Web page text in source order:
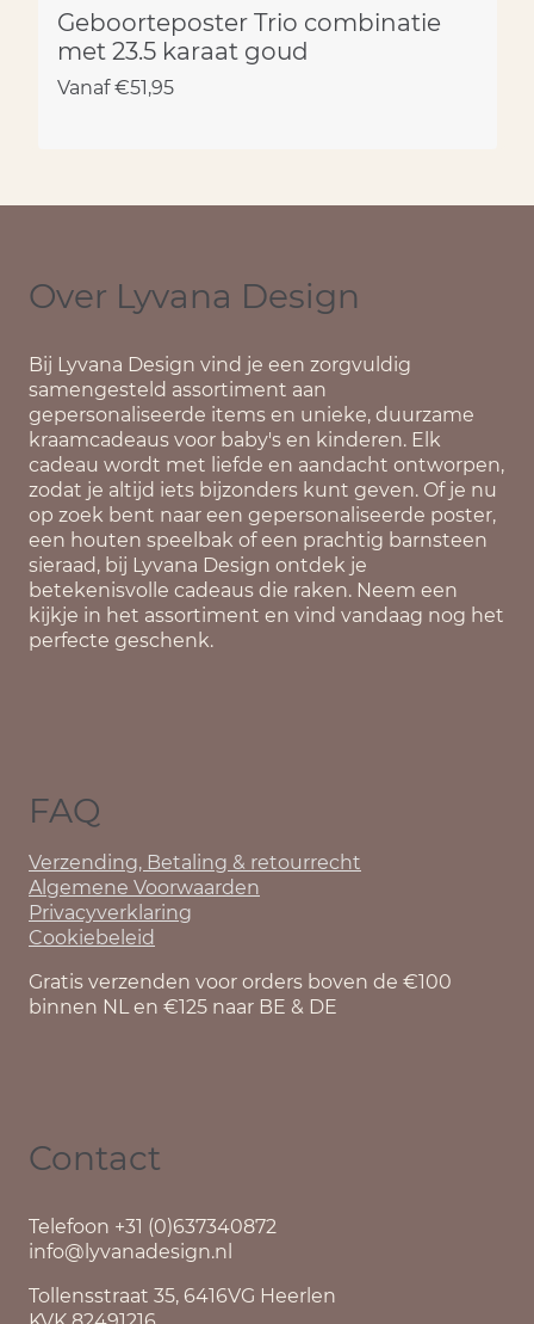
Geboorteposter Trio combinatie
met 23.5 karaat goud
Vanaf €51,95
Over Lyvana Design
Bij Lyvana Design vind je een zorgvuldig
samengesteld assortiment aan
gepersonaliseerde items en unieke, duurzame
kraamcadeaus voor baby's en kinderen. Elk
cadeau wordt met liefde en aandacht ontworpen,
zodat je altijd iets bijzonders kunt geven. Of je nu
op zoek bent naar een gepersonaliseerde poster,
een houten speelbak of een prachtig barnsteen
sieraad, bij Lyvana Design ontdek je
betekenisvolle cadeaus die raken. Neem een
kijkje in het assortiment en vind vandaag nog het
perfecte geschenk.
FAQ
Verzending, Betaling & retourrecht
Algemene Voorwaarden
Privacyverklaring
Cookiebeleid
Gratis verzenden voor orders boven de €100
binnen NL en €125 naar BE & DE
Contact
Telefoon +31 (0)637340872
info@lyvanadesign.nl
Tollensstraat 35, 6416VG Heerlen